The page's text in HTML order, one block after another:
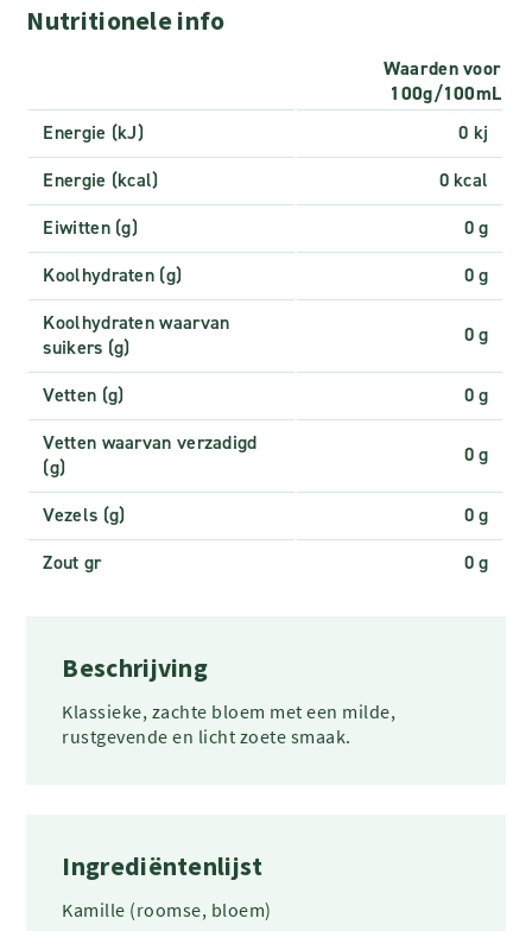
Nutritionele info
Waarden voor
100g/100mL
Energie (kJ)
0 kj
Energie (kcal)
0 kcal
Eiwitten (g)
0 g
Koolhydraten (g)
0 g
Koolhydraten waarvan
suikers (g)
0 g
Vetten (g)
0 g
Vetten waarvan verzadigd
(g)
0 g
Vezels (g)
0 g
Zout gr
0 g
Beschrijving
Klassieke, zachte bloem met een milde,
rustgevende en licht zoete smaak.
Ingrediëntenlijst
Kamille (roomse, bloem)